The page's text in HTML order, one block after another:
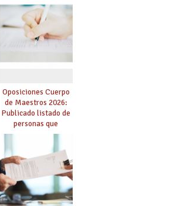
prácticas, se regulan
dichas prácticas y se
convoca acto público
de adjudicación
Oposiciones Cuerpo
de Maestros 2026:
Publicado listado de
personas que
adquieren nueva
especialidad